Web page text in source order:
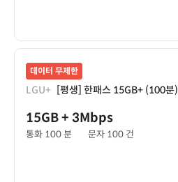
데이터 무제한
LGU+ [평생] 한패스 15GB+ (100분)
15GB+ 3Mbps
통화 100 분 문자 100 건